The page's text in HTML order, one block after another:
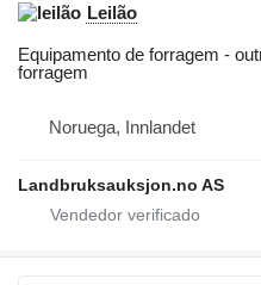
Leilão
Equipamento de forragem -
forragem
Noruega, Innlandet
Landbruksauksjon.no AS